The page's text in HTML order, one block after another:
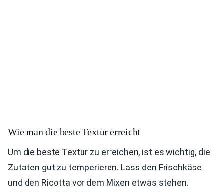
Wie man die beste Textur erreicht
Um die beste Textur zu erreichen, ist es wichtig, die
Zutaten gut zu temperieren. Lass den Frischkäse
und den Ricotta vor dem Mixen etwas stehen.